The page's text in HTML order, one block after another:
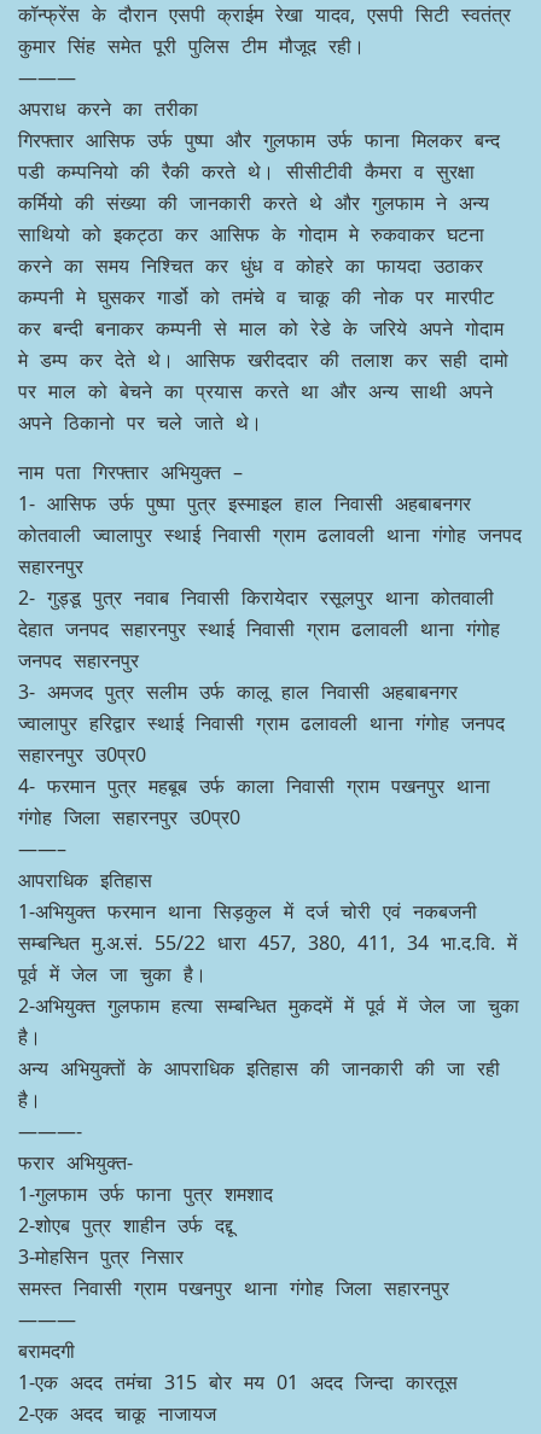
कॉन्फ्रेंस के दौरान एसपी क्राईम रेखा यादव, एसपी सिटी स्वतंत्र
कुमार सिंह समेत पूरी पुलिस टीम मौजूद रही।
———
अपराध करने का तरीका
गिरफ्तार आसिफ उर्फ पुष्पा और गुलफाम उर्फ फाना मिलकर बन्द
पडी कम्पनियो की रैकी करते थे। सीसीटीवी कैमरा व सुरक्षा
कर्मियो की संख्या की जानकारी करते थे और गुलफाम ने अन्य
साथियो को इकट्ठा कर आसिफ के गोदाम मे रुकवाकर घटना
करने का समय निश्चित कर धुंध व कोहरे का फायदा उठाकर
कम्पनी मे घुसकर गार्डो को तमंचे व चाकू की नोक पर मारपीट
कर बन्दी बनाकर कम्पनी से माल को रेडे के जरिये अपने गोदाम
मे डम्प कर देते थे। आसिफ खरीददार की तलाश कर सही दामो
पर माल को बेचने का प्रयास करते था और अन्य साथी अपने
अपने ठिकानो पर चले जाते थे।
नाम पता गिरफ्तार अभियुक्त –
1- आसिफ उर्फ पुष्पा पुत्र इस्माइल हाल निवासी अहबाबनगर
कोतवाली ज्वालापुर स्थाई निवासी ग्राम ढलावली थाना गंगोह जनपद
सहारनपुर
2- गुड्डू पुत्र नवाब निवासी किरायेदार रसूलपुर थाना कोतवाली
देहात जनपद सहारनपुर स्थाई निवासी ग्राम ढलावली थाना गंगोह
जनपद सहारनपुर
3- अमजद पुत्र सलीम उर्फ कालू हाल निवासी अहबाबनगर
ज्वालापुर हरिद्वार स्थाई निवासी ग्राम ढलावली थाना गंगोह जनपद
सहारनपुर उ0प्र0
4- फरमान पुत्र महबूब उर्फ काला निवासी ग्राम पखनपुर थाना
गंगोह जिला सहारनपुर उ0प्र0
——–
आपराधिक इतिहास
1-अभियुक्त फरमान थाना सिड़कुल में दर्ज चोरी एवं नकबजनी
सम्बन्धित मु.अ.सं. 55/22 धारा 457, 380, 411, 34 भा.द.वि. में
पूर्व में जेल जा चुका है।
2-अभियुक्त गुलफाम हत्या सम्बन्धित मुकदमें में पूर्व में जेल जा चुका
है।
अन्य अभियुक्तों के आपराधिक इतिहास की जानकारी की जा रही
है।
———-
फरार अभियुक्त-
1-गुलफाम उर्फ फाना पुत्र शमशाद
2-शोएब पुत्र शाहीन उर्फ दद्दू
3-मोहसिन पुत्र निसार
समस्त निवासी ग्राम पखनपुर थाना गंगोह जिला सहारनपुर
———
बरामदगी
1-एक अदद तमंचा 315 बोर मय 01 अदद जिन्दा कारतूस
2-एक अदद चाकू नाजायज